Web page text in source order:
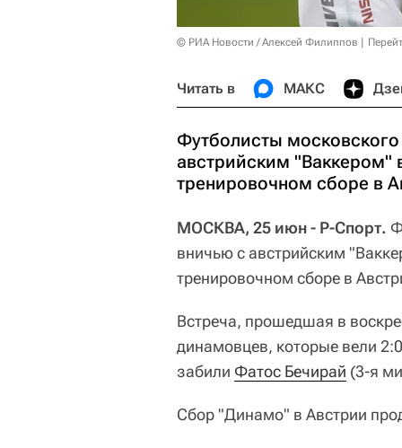
© РИА Новости / Алексей Филиппов
Читать в МАКС
Футболисты
австрийским "Ваккером"
тренировочном сборе в
МОСКВА, 25 июн - Р-Спорт.
вничью с австрийским
тренировочном сборе в
Встреча, прошедшая в
динамовцев, которые вели
забили Фатос Бечирай (3-я
Сбор "Динамо" в Австрии